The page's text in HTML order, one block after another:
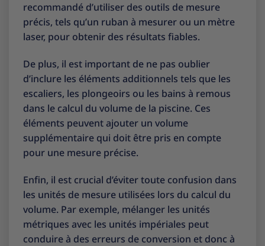
recommandé d’utiliser des outils de mesure
précis, tels qu’un ruban à mesurer ou un mètre
laser, pour obtenir des résultats fiables.
De plus, il est important de ne pas oublier
d’inclure les éléments additionnels tels que les
escaliers, les plongeoirs ou les bains à remous
dans le calcul du volume de la piscine. Ces
éléments peuvent ajouter un volume
supplémentaire qui doit être pris en compte
pour une mesure précise.
Enfin, il est crucial d’éviter toute confusion dans
les unités de mesure utilisées lors du calcul du
volume. Par exemple, mélanger les unités
métriques avec les unités impériales peut
conduire à des erreurs de conversion et donc à